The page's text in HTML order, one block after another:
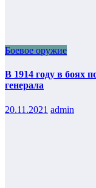
Боевое оружие
В 1914 году в боях
генерала
20.11.2021 admin